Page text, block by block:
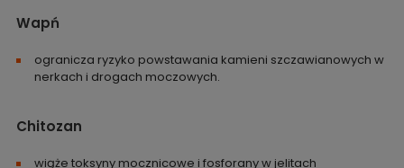
Wapń
ogranicza ryzyko powstawania kamieni szczawianowych w
nerkach i drogach moczowych.
Chitozan
wiąże toksyny mocznicowe i fosforany w jelitach